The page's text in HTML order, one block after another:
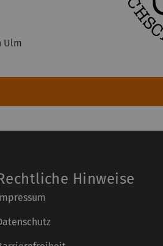
Ulm
Hinweise